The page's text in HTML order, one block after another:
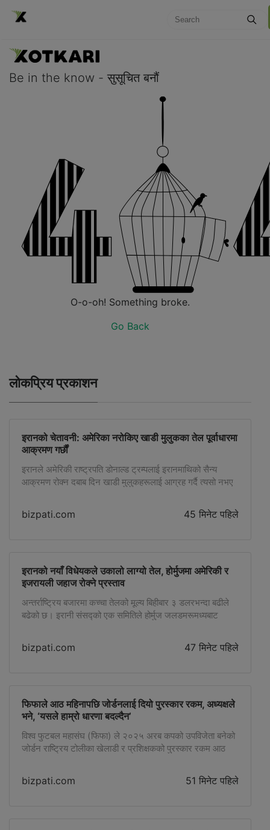
Be in the know - सुसूचित बनौं
O-o-oh! Something broke.
Go Back
लोकप्रिय प्रकाशन
इरानको चेतावनी: अमेरिका नरोकिए खाडी मुलुकका तेल पूर्वाधारमा
आक्रमण गर्छौं
इरानले अमेरिकी राष्ट्रपति डोनाल्ड ट्रम्पलाई इरानमाथिको सैन्य
आक्रमण रोक्न दबाब दिन खाडी मुलुकहरूलाई आग्रह गर्दै त्यसो नभए
गर्ने चेतावनी दिएको छ। इरानी विदेशमन्त्री अब्बास अराघचीले साउदी
अरब, कतार, टर्की तथा अन्य क्षेत्रीय नेतृत्वसँग उच्चस्तरीय कूटनीतिक
bizpati.com 45 मिनेट पहिले
इरानको नयाँ विधेयकले उकालो लाग्यो तेल, होर्मुजमा अमेरिकी र
इजरायली जहाज रोक्ने प्रस्ताव
अन्तर्राष्ट्रिय बजारमा कच्चा तेलको मूल्य बिहीबार ३ डलरभन्दा बढीले
बढेको छ। इरानी संसद्को एक समितिले होर्मुज जलडमरूमध्यबाट
जहाज सञ्चालनमा प्रतिबन्ध लगाउने विधेयकमाथि छलफल सुरु
गरेपछि तेल बजारमा नयाँ तनाव देखिएको हो। उक्त प्रस्तावअनुसार
bizpati.com 47 मिनेट पहिले
फिफाले आठ महिनापछि जोर्डनलाई दियो पुरस्कार रकम, अध्यक्षले
भने, ‘यसले हाम्रो धारणा बदल्दैन’
विश्व फुटबल महासंघ (फिफा) ले २०२५ अरब कपको उपविजेता बनेको
जोर्डन राष्ट्रिय टोलीका खेलाडी र प्रशिक्षकको पुरस्कार रकम आठ
अली बिन हुसेनले बिहीबार उक्त जानकारी दिएका हुन्। प्रिन्स अलीले
सामाजिक सञ्जाल एक्समार्फत फिफा प्रशासनलाई धन्यवाद दिँदै
bizpati.com 51 मिनेट पहिले